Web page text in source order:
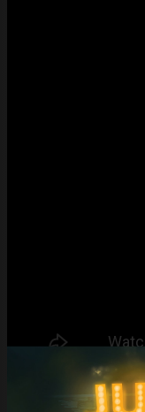
Már a nyitó (és félig